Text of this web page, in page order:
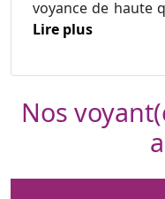
voyance de haute
Lire plus
Nos